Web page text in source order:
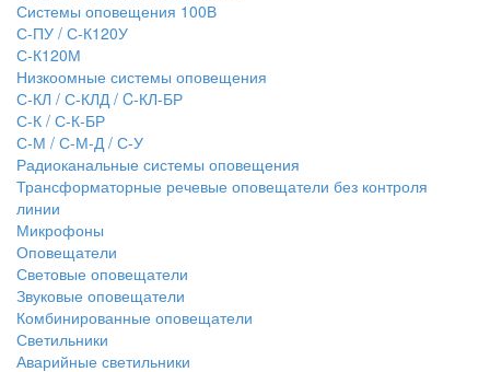
Системы оповещения 100В
С-ПУ / С-К120У
С-К120М
Низкоомные системы оповещения
С-КЛ / С-КЛД / C-КЛ-БР
С-К / С-К-БР
С-М / С-М-Д / С-У
Радиоканальные системы оповещения
Трансформаторные речевые оповещатели без контроля
линии
Микрофоны
Оповещатели
Световые оповещатели
Звуковые оповещатели
Комбинированные оповещатели
Светильники
Аварийные светильники